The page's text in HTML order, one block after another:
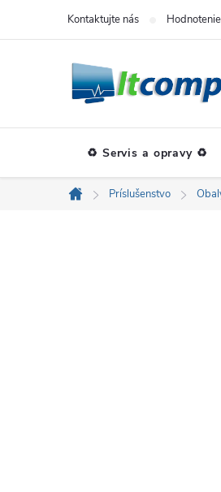
Kontaktujte nás
♻️ Servis a opravy ♻️
Domov
Príslušenstvo